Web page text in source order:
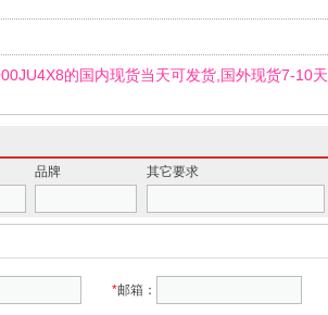
的国内现货当天可发货,国外现货7-10天
品牌 其它要求
*邮箱：